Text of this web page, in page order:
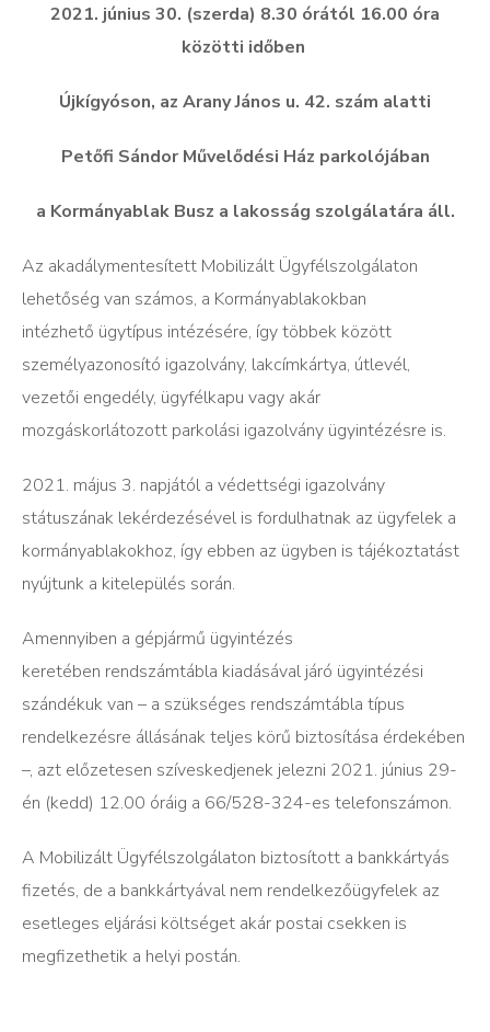
2021. június 30. (szerda) 8.30 órától 16.00 óra
közötti időben
Újkígyóson, az Arany János u. 42. szám alatti
Petőfi Sándor Művelődési Ház parkolójában
a Kormányablak Busz a lakosság szolgálatára áll.
Az akadálymentesített Mobilizált Ügyfélszolgálaton
lehetőség van számos, a Kormányablakokban
intézhető ügytípus intézésére, így többek között
személyazonosító igazolvány, lakcímkártya, útlevél,
vezetői engedély, ügyfélkapu vagy akár
mozgáskorlátozott parkolási igazolvány ügyintézésre is.
2021. május 3. napjától a védettségi igazolvány
státuszának lekérdezésével is fordulhatnak az ügyfelek a
kormányablakokhoz, így ebben az ügyben is tájékoztatást
nyújtunk a kitelepülés során.
Amennyiben a gépjármű ügyintézés
keretében rendszámtábla kiadásával járó ügyintézési
szándékuk van – a szükséges rendszámtábla típus
rendelkezésre állásának teljes körű biztosítása érdekében
–, azt előzetesen szíveskedjenek jelezni 2021. június 29-
én (kedd) 12.00 óráig a 66/528-324-es telefonszámon.
A Mobilizált Ügyfélszolgálaton biztosított a bankkártyás
fizetés, de a bankkártyával nem rendelkezőügyfelek az
esetleges eljárási költséget akár postai csekken is
megfizethetik a helyi postán.